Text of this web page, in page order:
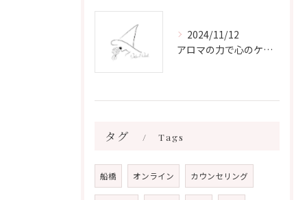
2024/11/12
アロマの力で心のケアをする方法
タグ Tags
船橋 オンライン カウンセリング